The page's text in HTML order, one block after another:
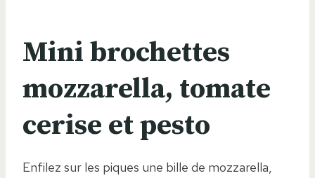
Mini brochettes
mozzarella, tomate
cerise et pesto
Enfilez sur les piques une bille de mozzarella,